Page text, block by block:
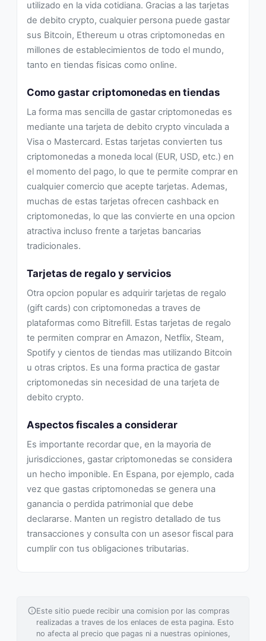
utilizado en la vida cotidiana. Gracias a las tarjetas
de debito crypto, cualquier persona puede gastar
sus Bitcoin, Ethereum u otras criptomonedas en
millones de establecimientos de todo el mundo,
tanto en tiendas fisicas como online.
Como gastar criptomonedas en tiendas
La forma mas sencilla de gastar criptomonedas es
mediante una tarjeta de debito crypto vinculada a
Visa o Mastercard. Estas tarjetas convierten tus
criptomonedas a moneda local (EUR, USD, etc.) en
el momento del pago, lo que te permite comprar en
cualquier comercio que acepte tarjetas. Ademas,
muchas de estas tarjetas ofrecen cashback en
criptomonedas, lo que las convierte en una opcion
atractiva incluso frente a tarjetas bancarias
tradicionales.
Tarjetas de regalo y servicios
Otra opcion popular es adquirir tarjetas de regalo
(gift cards) con criptomonedas a traves de
plataformas como Bitrefill. Estas tarjetas de regalo
te permiten comprar en Amazon, Netflix, Steam,
Spotify y cientos de tiendas mas utilizando Bitcoin
u otras criptos. Es una forma practica de gastar
criptomonedas sin necesidad de una tarjeta de
debito crypto.
Aspectos fiscales a considerar
Es importante recordar que, en la mayoria de
jurisdicciones, gastar criptomonedas se considera
un hecho imponible. En Espana, por ejemplo, cada
vez que gastas criptomonedas se genera una
ganancia o perdida patrimonial que debe
declararse. Manten un registro detallado de tus
transacciones y consulta con un asesor fiscal para
cumplir con tus obligaciones tributarias.
Este sitio puede recibir una comision por las compras
realizadas a traves de los enlaces de esta pagina. Esto
no afecta al precio que pagas ni a nuestras opiniones,